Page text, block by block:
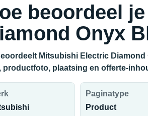
beoordeel
Onyx
Mitsubishi Electric
productfoto, plaatsing en offerte-
Paginatype
Product